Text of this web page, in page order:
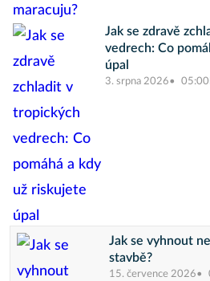
Jak se zdravě
vedrech: Co
úpal
3. srpna 2026 05:00
Jak se vyhnout
stavbě?
15. července 2026